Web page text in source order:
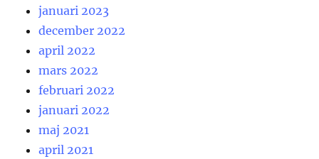
januari 2023
december 2022
april 2022
mars 2022
februari 2022
januari 2022
maj 2021
april 2021